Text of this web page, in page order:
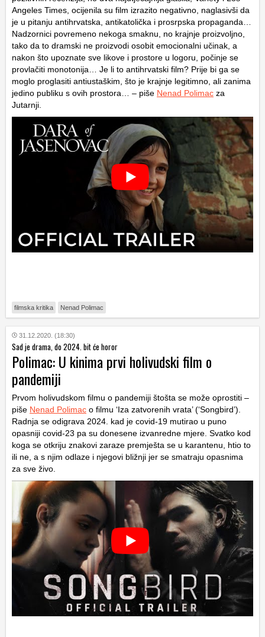
Angeles Times, ocijenila su film izrazito negativno, naglasivši da
je u pitanju antihrvatska, antikatolička i prosrpska propaganda…
Nadzornici povremeno nekoga smaknu, no krajnje proizvoljno,
tako da to dramski ne proizvodi osobit emocionalni učinak, a
nakon što upoznate sve likove i prostore u logoru, počinje se
provlačiti monotonija… Je li to antihrvatski film? Prije bi ga se
moglo proglasiti antiustaškim, što je krajnje legitimno, ali zanima
jedino publiku s ovih prostora… – piše Nenad Polimac za
Jutarnji.
filmska kritika Nenad Polimac
31.12.2020. (18:30)
Sad je drama, do 2024. bit će horor
Polimac: U kinima prvi holivudski film o
pandemiji
Prvom holivudskom filmu o pandemiji štošta se može oprostiti –
piše Nenad Polimac o filmu ‘Iza zatvorenih vrata’ (‘Songbird’).
Radnja se odigrava 2024. kad je covid-19 mutirao u puno
opasniji covid-23 pa su donesene izvanredne mjere. Svatko kod
koga se otkriju znakovi zaraze premješta se u karantenu, htio to
ili ne, a s njim odlaze i njegovi bližnji jer se smatraju opasnima
za sve živo.